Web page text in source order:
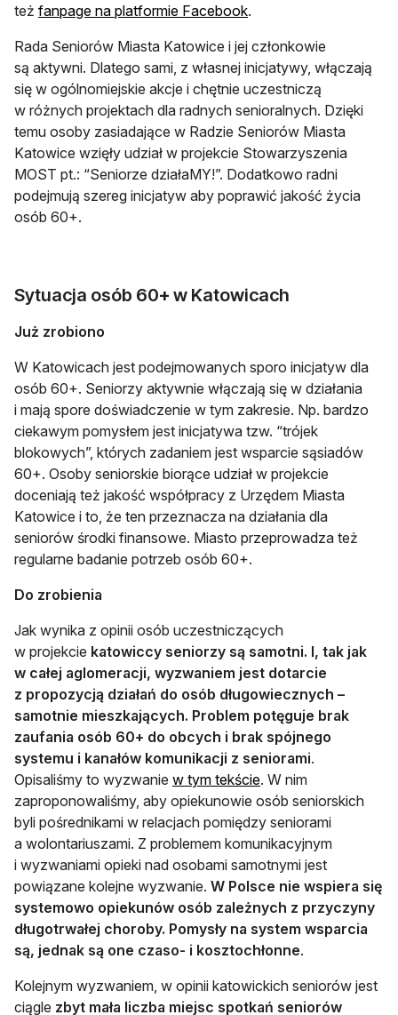
też fanpage na platformie Facebookotwiera się w nowej
.
Rada Seniorów Miasta Katowice i jej członkowie
są aktywni. Dlatego sami, z własnej inicjatywy, włączają
się w ogólnomiejskie akcje i chętnie uczestniczą
w różnych projektach dla radnych senioralnych. Dzięki
temu osoby zasiadające w Radzie Seniorów Miasta
Katowice wzięły udział w projekcie Stowarzyszenia
MOST pt.: “Seniorze działaMY!”. Dodatkowo radni
podejmują szereg inicjatyw aby poprawić jakość życia
osób 60+.
Sytuacja osób 60+ w Katowicach
Już zrobiono
W Katowicach jest podejmowanych sporo inicjatyw dla
osób 60+. Seniorzy aktywnie włączają się w działania
i mają spore doświadczenie w tym zakresie. Np. bardzo
ciekawym pomysłem jest inicjatywa tzw. “trójek
blokowych”, których zadaniem jest wsparcie sąsiadów
60+. Osoby seniorskie biorące udział w projekcie
doceniają też jakość współpracy z Urzędem Miasta
Katowice i to, że ten przeznacza na działania dla
seniorów środki finansowe. Miasto przeprowadza też
regularne badanie potrzeb osób 60+.
Do zrobienia
Jak wynika z opinii osób uczestniczących
w projekcie katowiccy seniorzy są samotni. I, tak jak
w całej aglomeracji, wyzwaniem jest dotarcie
z propozycją działań do osób długowiecznych –
samotnie mieszkających. Problem potęguje brak
zaufania osób 60+ do obcych i brak spójnego
systemu i kanałów komunikacji z seniorami.
Opisaliśmy to wyzwanie w tym tekścieotwiera się w nowej
. W nim
zaproponowaliśmy, aby opiekunowie osób seniorskich
byli pośrednikami w relacjach pomiędzy seniorami
a wolontariuszami. Z problemem komunikacyjnym
i wyzwaniami opieki nad osobami samotnymi jest
powiązane kolejne wyzwanie. W Polsce nie wspiera się
systemowo opiekunów osób zależnych z przyczyny
długotrwałej choroby. Pomysły na system wsparcia
są, jednak są one czaso- i kosztochłonne.
Kolejnym wyzwaniem, w opinii katowickich seniorów jest
ciągle zbyt mała liczba miejsc spotkań seniorów